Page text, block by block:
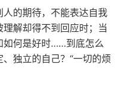
的期待，不能表达自我
解却得不到回应时；当
如何是好时……到底怎么
独立的自己？“一切的烦